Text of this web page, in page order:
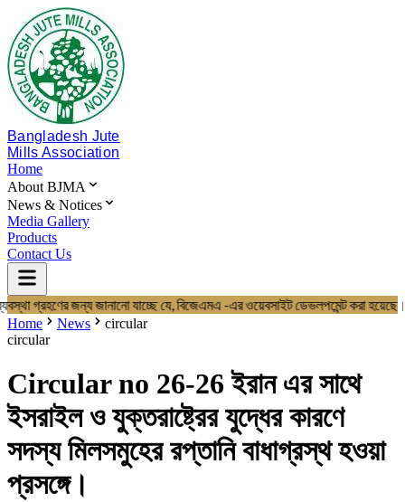
Bangladesh Jute
Mills Association
Home
About BJMA
News & Notices
Media Gallery
Products
Contact Us
Home
About BJMA
About Us
Secretariat & Staff
Members List
News & Notices
News & Notices
Publications
Media Gallery
Products
Contact Us
গ্রহণের জন্য জানানো যাচ্ছে যে, বিজেএমএ -এর ওয়েবসাইট
Home News
circular
circular
Circular no 26-26 ইরান এর সাথে
ইসরাইল ও যুক্তরাষ্ট্রের যুদ্ধের কারণে
সদস্য মিলসমুহের রপ্তানি বাধাগ্রস্থ হওয়া
প্রসঙ্গে।